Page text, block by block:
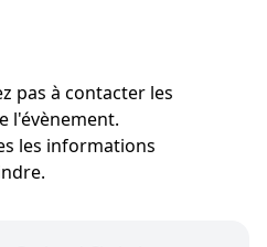
pas à contacter les
l'évènement.
les informations